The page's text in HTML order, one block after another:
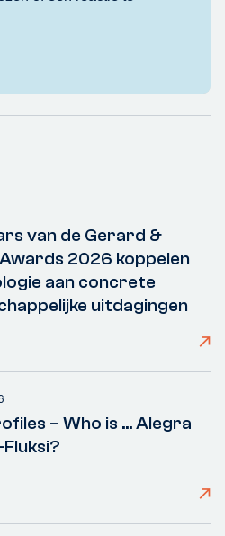
van de Gerard &
2026 koppelen
aan concrete
uitdagingen
– Who is ... Alegra